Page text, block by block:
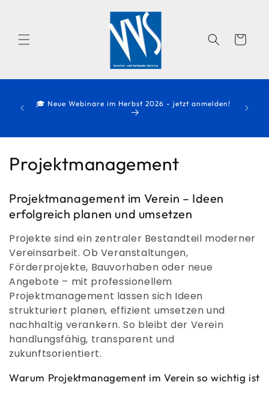
Warenkorb
🎓 Neue Webinare im Herbst 2026 - jetzt anmelden!
K
t
e
g
o
r
i
e
:
Projektmanagement
Projektmanagement im Verein – Ideen
erfolgreich planen und umsetzen
Projekte sind ein zentraler Bestandteil moderner
Vereinsarbeit. Ob Veranstaltungen,
Förderprojekte, Bauvorhaben oder neue
Angebote – mit professionellem
Projektmanagement lassen sich Ideen
strukturiert planen, effizient umsetzen und
nachhaltig verankern. So bleibt der Verein
handlungsfähig, transparent und
zukunftsorientiert.
Warum Projektmanagement im Verein so wichtig ist